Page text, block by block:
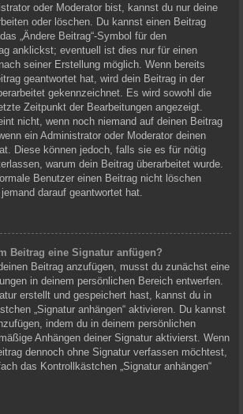
oder Moderator bist, kannst du nur deine
oder löschen. Du kannst einen Beitrag
„Ändere Beitrag“-Symbol für den
anklickst; eventuell ist dies nur für einen
seiner Erstellung möglich. Wenn bereits
geantwortet hat, wird dein Beitrag in der
gekennzeichnet. Es wird sowohl die
Zeitpunkt der Bearbeitungen angezeigt.
nicht, wenn noch niemand auf deinen Beitrag
ein Administrator oder Moderator deinen
Diese können jedoch, falls sie es für nötig
warum dein Beitrag überarbeitet wurde.
Benutzer einen Beitrag nicht löschen
darauf geantwortet hat.
Beitrag eine Signatur anfügen?
Beitrag anzufügen, musst du zunächst eine
in deinem persönlichen Bereich entwerfen.
erstellt und gespeichert hast, kannst du in
„Signatur anhängen“ aktivieren. Du kannst
indem du in deinem persönlichen
Anhängen deiner Signatur aktivierst. Wenn
dennoch ohne Signatur verfassen möchtest,
das Kontrollkästchen „Signatur anhängen“